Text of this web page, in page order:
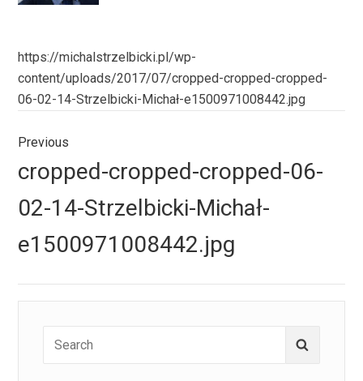
https://michalstrzelbicki.pl/wp-
content/uploads/2017/07/cropped-cropped-cropped-
06-02-14-Strzelbicki-Michał-e1500971008442.jpg
Nawigacja
wpisu
Previous
post:
cropped-cropped-cropped-06-
02-14-Strzelbicki-Michał-
e1500971008442.jpg